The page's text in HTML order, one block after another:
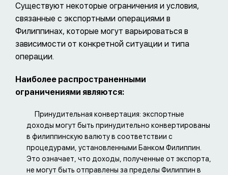
Существуют некоторые ограничения и условия,
связанные с экспортными операциями в
Филиппинах, которые могут варьироваться в
зависимости от конкретной ситуации и типа
операции.
Наиболее распространенными
ограничениями являются:
Принудительная конвертация: экспортные
доходы могут быть принудительно конвертированы
в филиппинскую валюту в соответствии с
процедурами, установленными Банком Филиппин.
Это означает, что доходы, полученные от экспорта,
не могут быть отправлены за пределы Филиппин в